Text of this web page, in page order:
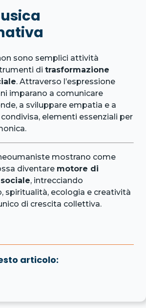
sono semplici attività
di trasformazione
. Attraverso l’espressione
imparano a comunicare
a sviluppare empatia e a
elementi essenziali per
mostrano come
diventare motore di
, intrecciando
spiritualità, ecologia e creatività
di crescita collettiva.
articolo: